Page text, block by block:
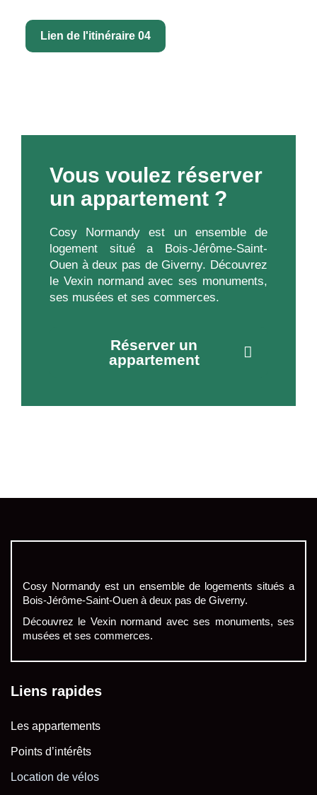
Lien de l'itinéraire 04
Vous voulez réserver
un appartement ?
Cosy Normandy est un ensemble de
logement situé a Bois-Jérôme-Saint-
Ouen à deux pas de Giverny. Découvrez
le Vexin normand avec ses monuments,
ses musées et ses commerces.
Réserver un
appartement
Cosy Normandy est un ensemble de logements situés a
Bois-Jérôme-Saint-Ouen à deux pas de Giverny.
Découvrez le Vexin normand avec ses monuments, ses
musées et ses commerces.
Liens rapides
Les appartements
Points d’intérêts
Location de vélos